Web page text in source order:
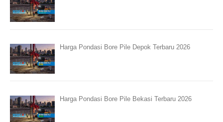
Harga Pondasi Bore Pile Depok Terbaru 2026
Harga Pondasi Bore Pile Bekasi Terbaru 2026